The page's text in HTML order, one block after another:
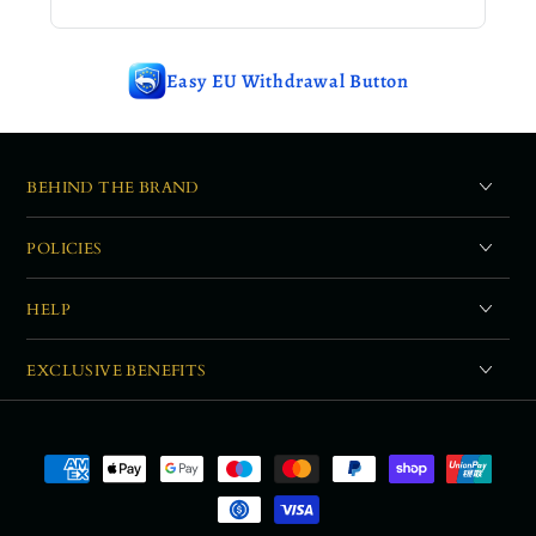
Easy EU Withdrawal Button
BEHIND THE BRAND
POLICIES
HELP
EXCLUSIVE BENEFITS
Payment